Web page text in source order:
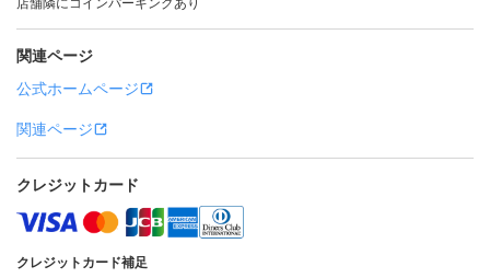
店舗隣にコインパーキングあり
関連ページ
公式ホームページ
関連ページ
クレジットカード
クレジットカード補足